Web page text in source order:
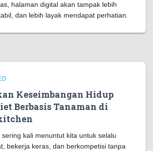
halaman digital akan tampak lebih
dan lebih layak mendapat perhatian.
Keseimbangan Hidup
Berbasis Tanaman di
kali menuntut kita untuk selalu
bekerja keras, dan berkompetisi tanpa